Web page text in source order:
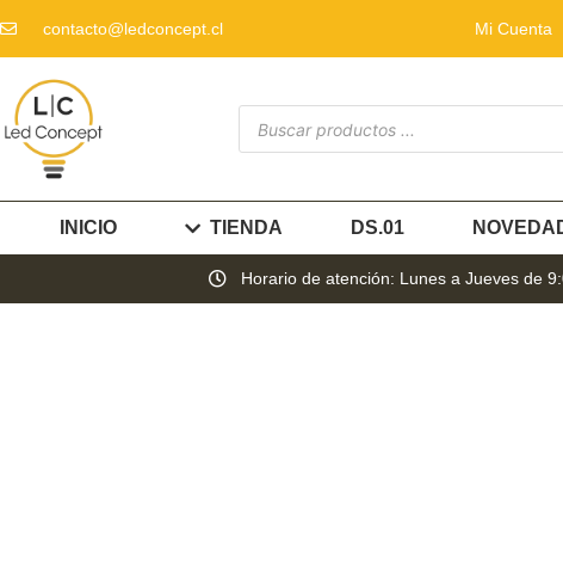
contacto@ledconcept.cl Mi Cuenta
INICIO TIENDA DS.01
Horario de atención: Lunes a Jueves de